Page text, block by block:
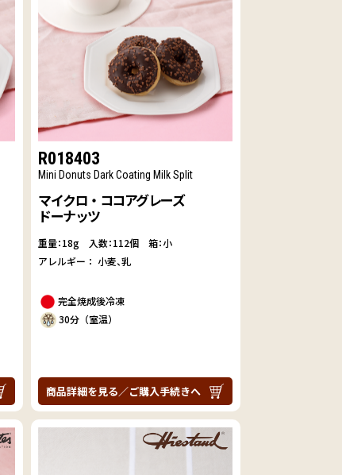
R018403
Mini Donuts Dark Coating Milk Split
マイクロ・ココアグレーズ
ドーナッツ
重量：18g 入数：112個 箱：小
アレルギー： 小麦 乳
完全焼成後冷凍
30分（室温）
商品詳細を見る／ご購入手続きへ